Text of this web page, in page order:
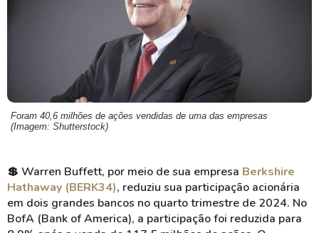
Foram 40,6 milhões de ações vendidas de uma das empresas
(Imagem: Shutterstock)
💲 Warren Buffett, por meio de sua empresa Berkshire
Hathaway (BERK34), reduziu sua participação acionária
em dois grandes bancos no quarto trimestre de 2024. No
BofA (Bank of America), a participação foi reduzida para